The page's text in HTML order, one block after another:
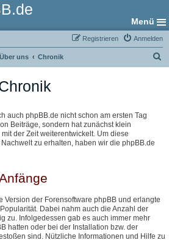
Menü
Anmelden
Registrieren
Über uns Chronik
auch phpBB.de nicht schon am ersten Tag
Beiträge, sondern hat zunächst klein
der Zeit weiterentwickelt. Um diese
zu erhalten, haben wir die phpBB.de
Version der Forensoftware phpBB und erlangte
Dabei nahm auch die Anzahl der
zu. Infolgedessen gab es auch immer mehr
hatten oder bei der Installation bzw. der
sind. Nützliche Informationen und Hilfe zu